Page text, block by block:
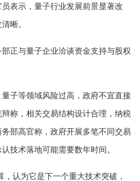
表示，量子行业发展前景显著改
晰。
正与量子企业洽谈资金支持与股权
子等领域风险过高，政府不宜直接
称，相关交易结构设计合理，纳税
部高官称，政府开展多笔不同交易
技术落地可能需要数年时间。
，认为它是下一个重大技术突破，